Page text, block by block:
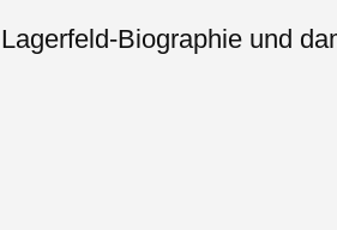
Biographie und